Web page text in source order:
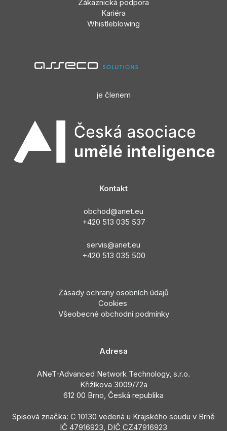
Zákaznická podpora
Kariéra
Whistleblowing
je členem
Kontakt
obchod@anet.eu
+420 513 035 537
servis@anet.eu
+420 513 035 500
Zásady ochrany osobních údajů
Cookies
Všeobecné obchodní podmínky
Adresa
ANeT-Advanced Network Technology, s.r.o.
Křižíkova 3009/72a
612 00 Brno, Česká republika
Spisová značka: C 10130 vedená u Krajského soudu v Brně
IČ 47916923, DIČ CZ47916923